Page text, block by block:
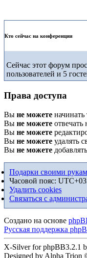
Кто сейчас на конференции
Сейчас этот форум
пользователей и 5
Права доступа
Вы не можете
Вы не можете
Вы не можете
Вы не можете удалять
Вы не можете
Подарки своими
Часовой пояс:
Удалить cookies
Связаться с
Создано на основе
Русская поддержка
X-Silver for phpBB3.2.1
Designed by Alpha Trion